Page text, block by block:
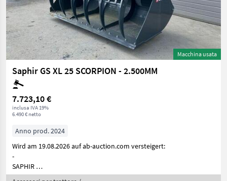
Macchina usata
Saphir GS XL 25 SCORPION - 2.500MM
7.723,10 €
inclusa IVA 19%
6.490 € netto
Anno prod. 2024
Wird am 19.08.2026 auf ab-auction.com versteigert:
-
SAPHIR
GS 25